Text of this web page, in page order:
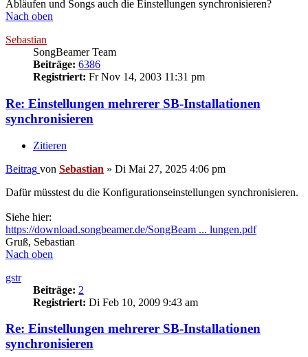
Abläufen und Songs auch die Einstellungen synchronisieren?
Nach oben
Sebastian
SongBeamer Team
Beiträge: 6386
Registriert: Fr Nov 14, 2003 11:31 pm
Re: Einstellungen mehrerer SB-Installationen
synchronisieren
Zitieren
Beitrag von Sebastian » Di Mai 27, 2025 4:06 pm
Dafür müsstest du die Konfigurationseinstellungen synchronisieren.
Siehe hier:
https://download.songbeamer.de/SongBeam ... lungen.pdf
Gruß, Sebastian
Nach oben
gstr
Beiträge: 2
Registriert: Di Feb 10, 2009 9:43 am
Re: Einstellungen mehrerer SB-Installationen
synchronisieren